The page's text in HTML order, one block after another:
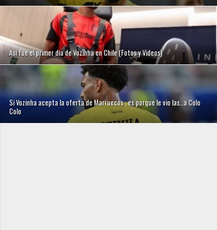
Así fue el primer día de Vozinha en Chile (Fotos y Videos)
Si Vozinha acepta la oferta de Marruecos , es porque le vio las…a Colo
Colo